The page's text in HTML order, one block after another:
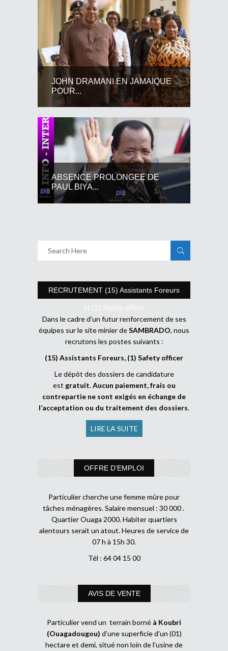
JOHN DRAMANI EN JAMAIQUE
POUR...
ABSENCE PROLONGEE DE
PAUL BIYA...
RECRUTEMENT (15) Assistants Foreurs
et (1) Safety officer
Dans le cadre d’un futur renforcement de ses
équipes sur le site minier deSAMBRADO, nous
recrutons les postes suivants :
(15) Assistants Foreurs, (1) Safety officer
Le dépôt des dossiers de candidature
est gratuit.Aucun paiement, frais ou
contrepartie ne sont exigés en échange de
l’acceptation ou du traitement des dossiers.
LIRE LA SUITE
OFFRE D’EMPLOI
Particulier cherche une femme mûre pour
tâches ménagères. Salaire mensuel : 30 000 .
Quartier Ouaga 2000. Habiter quartiers
alentours serait un atout. Heures de service de
07 h à 15h 30.
Tél : 64 04 15 00
AVIS DE VENTE
Particulier vend un terrain borné à Koubri
(Ouagadougou) d’une superficie d’un (01)
hectare et demi, situé non loin de l’usine de